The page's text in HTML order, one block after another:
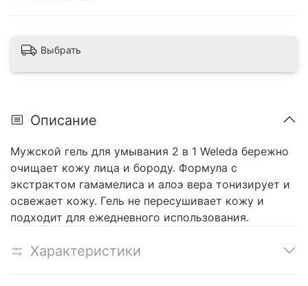
Выбрать
Описание
Мужской гель для умывания 2 в 1 Weleda бережно
очищает кожу лица и бороду. Формула с
экстрактом гамамелиса и алоэ вера тонизирует и
освежает кожу. Гель не пересушивает кожу и
подходит для ежедневного использования.
Характеристики